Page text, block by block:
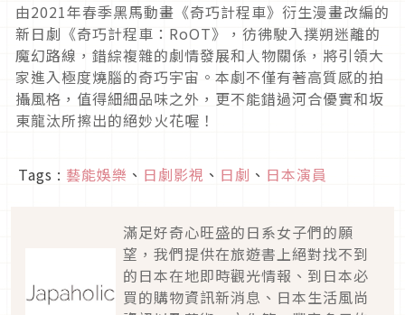
由2021年春季黑馬動畫《奇巧計程車》衍生漫畫改編的
新日劇《奇巧計程車： RoOT》，彷彿駛入撲朔迷離的
魔幻路線，錯綜複雜的劇情發展和人物關係，將引領大
家進入極度燒腦的奇巧宇宙。本劇不僅有著高質感的拍
攝風格，值得細細品味之外，更不能錯過河合優實和坂
東龍汰所擦出的絕妙火花喔！
Tags : 藝能娛樂 、 日劇影視 、 日劇 、 日本演員
滿足好奇心旺盛的日系女子們的願
望，我們提供在旅遊書上絕對找不到
的日本在地即時觀光情報、到日本必
買的購物資訊新消息、日本生活風尚